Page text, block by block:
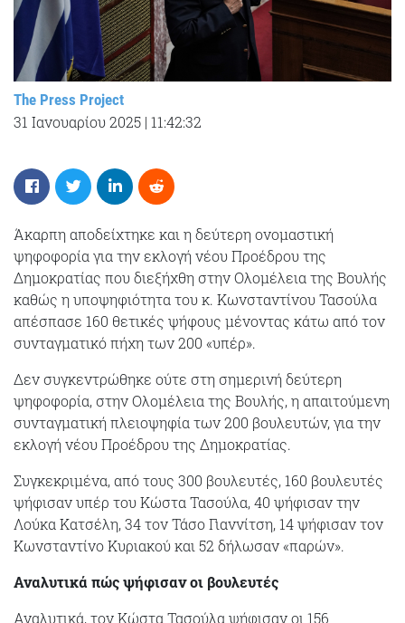
The Press Project
31 Ιανουαρίου 2025 | 11:42:32
Άκαρπη αποδείχτηκε και η δεύτερη ονομαστική
ψηφοφορία για την εκλογή νέου Προέδρου της
Δημοκρατίας που διεξήχθη στην Ολομέλεια της Βουλής
καθώς η υποψηφιότητα του κ. Κωνσταντίνου Τασούλα
απέσπασε 160 θετικές ψήφους μένοντας κάτω από τον
συνταγματικό πήχη των 200 «υπέρ».
Δεν συγκεντρώθηκε ούτε στη σημερινή δεύτερη
ψηφοφορία, στην Ολομέλεια της Βουλής, η απαιτούμενη
συνταγματική πλειοψηφία των 200 βουλευτών, για την
εκλογή νέου Προέδρου της Δημοκρατίας.
Συγκεκριμένα, από τους 300 βουλευτές, 160 βουλευτές
ψήφισαν υπέρ του Κώστα Τασούλα, 40 ψήφισαν την
Λούκα Κατσέλη, 34 τον Τάσο Γιαννίτση, 14 ψήφισαν τον
Κωνσταντίνο Κυριακού και 52 δήλωσαν «παρών».
Αναλυτικά πώς ψήφισαν οι βουλευτές
Αναλυτικά, τον Κώστα Τασούλα ψήφισαν οι 156